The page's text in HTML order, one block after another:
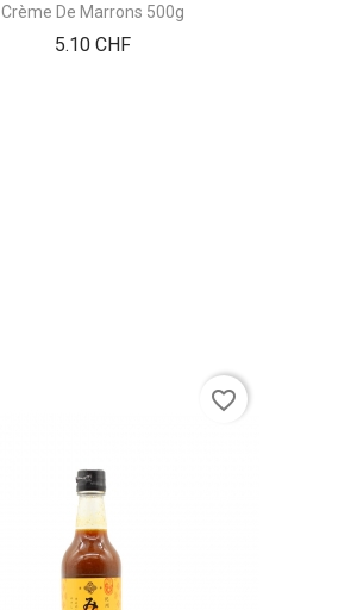
Crème De Marrons 500g
5.10 CHFPrix
favorite_border